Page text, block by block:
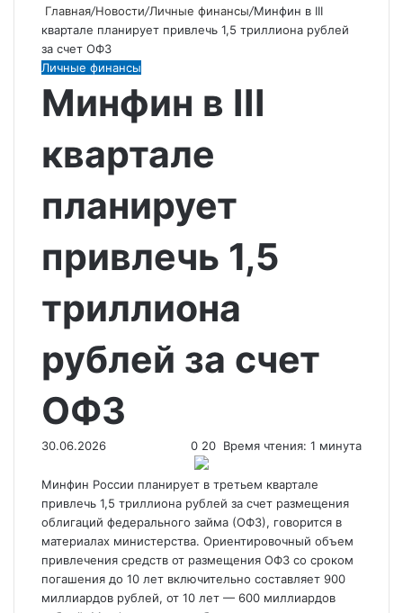
Главная/Новости/Личные финансы/Минфин в III
квартале планирует привлечь 1,5 триллиона рублей
за счет ОФЗ
Личные финансы
Минфин в III
квартале
планирует
привлечь 1,5
триллиона
рублей за счет
ОФЗ
30.06.2026 0 20 Время чтения: 1 минута
Минфин России планирует в третьем квартале
привлечь 1,5 триллиона рублей за счет размещения
облигаций федерального займа (ОФЗ), говорится в
материалах министерства. Ориентировочный объем
привлечения средств от размещения ОФЗ со сроком
погашения до 10 лет включительно составляет 900
миллиардов рублей, от 10 лет — 600 миллиардов